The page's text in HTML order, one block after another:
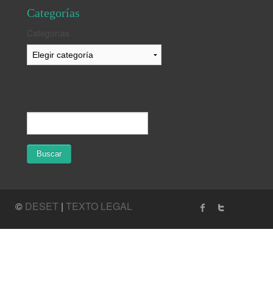
Categorías
© DESET | TEXTO LEGAL